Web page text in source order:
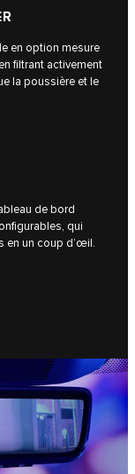
en option mesure
filtrant activement
la poussière et le
de bord
qui
en un coup d’œil.